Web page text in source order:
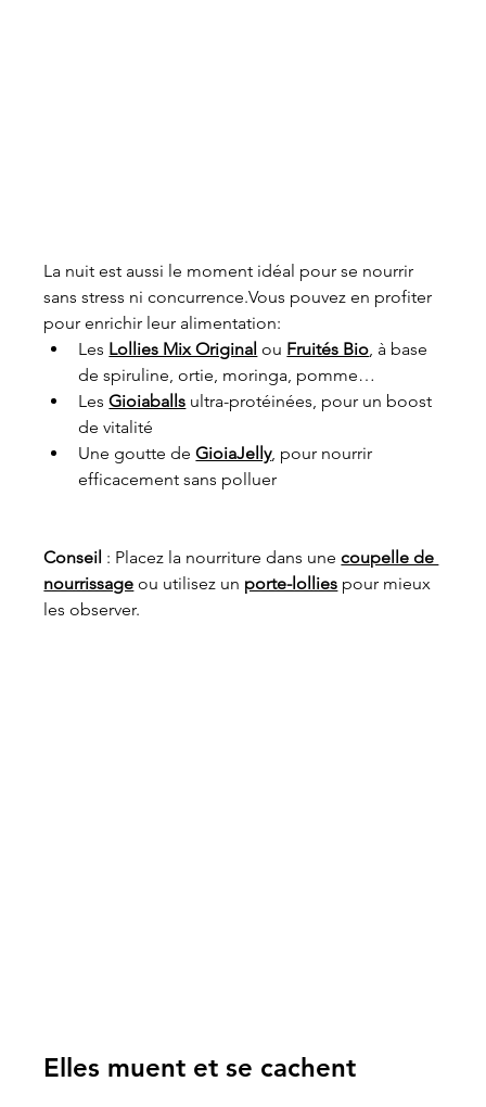
La nuit est aussi le moment idéal pour se nourrir
sans stress ni concurrence.Vous pouvez en profiter
pour enrichir leur alimentation:
Les Lollies Mix Original ou Fruités Bio, à base
de spiruline, ortie, moringa, pomme…
Les Gioiaballs ultra-protéinées, pour un boost
de vitalité
Une goutte de GioiaJelly, pour nourrir
efficacement sans polluer
Conseil : Placez la nourriture dans une coupelle de
nourrissage ou utilisez un porte-lollies pour mieux
les observer.
Elles muent et se cachent